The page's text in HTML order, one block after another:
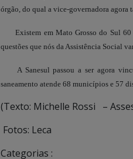
órgão, do qual a vice-governadora agora
Existem em Mato Grosso do Sul 60
questões que nós da Assistência Social
A Sanesul passou a ser agora
saneamento atende 68 municípios e 57
(Texto: Michelle Rossi –
Fotos: Leca
Categorias :